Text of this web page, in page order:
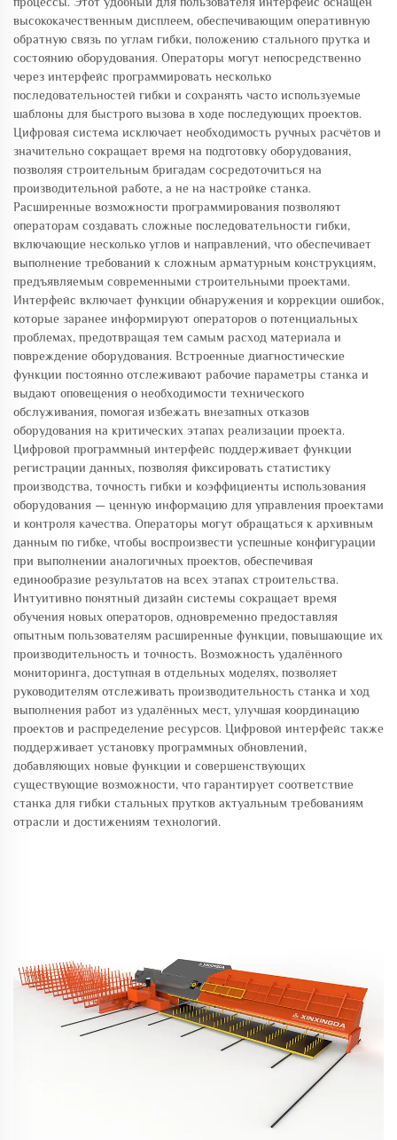
высококачественным дисплеем, обеспечивающим оперативную
обратную связь по углам гибки, положению стального прутка и
состоянию оборудования. Операторы могут непосредственно
через интерфейс программировать несколько
последовательностей гибки и сохранять часто используемые
шаблоны для быстрого вызова в ходе последующих проектов.
Цифровая система исключает необходимость ручных расчётов и
значительно сокращает время на подготовку оборудования,
позволяя строительным бригадам сосредоточиться на
производительной работе, а не на настройке станка.
Расширенные возможности программирования позволяют
операторам создавать сложные последовательности гибки,
включающие несколько углов и направлений, что обеспечивает
выполнение требований к сложным арматурным конструкциям,
предъявляемым современными строительными проектами.
Интерфейс включает функции обнаружения и коррекции ошибок,
которые заранее информируют операторов о потенциальных
проблемах, предотвращая тем самым расход материала и
повреждение оборудования. Встроенные диагностические
функции постоянно отслеживают рабочие параметры станка и
выдают оповещения о необходимости технического
обслуживания, помогая избежать внезапных отказов
оборудования на критических этапах реализации проекта.
Цифровой программный интерфейс поддерживает функции
регистрации данных, позволяя фиксировать статистику
производства, точность гибки и коэффициенты использования
оборудования — ценную информацию для управления проектами
и контроля качества. Операторы могут обращаться к архивным
данным по гибке, чтобы воспроизвести успешные конфигурации
при выполнении аналогичных проектов, обеспечивая
единообразие результатов на всех этапах строительства.
Интуитивно понятный дизайн системы сокращает время
обучения новых операторов, одновременно предоставляя
опытным пользователям расширенные функции, повышающие их
производительность и точность. Возможность удалённого
мониторинга, доступная в отдельных моделях, позволяет
руководителям отслеживать производительность станка и ход
выполнения работ из удалённых мест, улучшая координацию
проектов и распределение ресурсов. Цифровой интерфейс также
поддерживает установку программных обновлений,
добавляющих новые функции и совершенствующих
существующие возможности, что гарантирует соответствие
станка для гибки стальных прутков актуальным требованиям
отрасли и достижениям технологий.